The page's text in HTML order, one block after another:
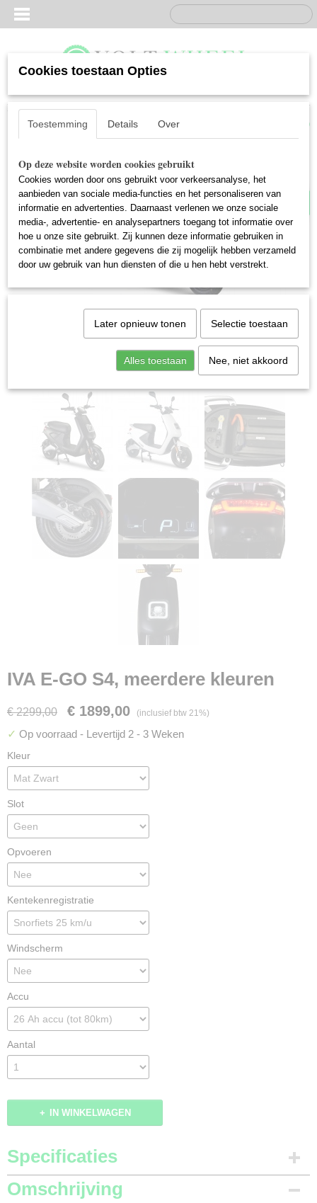
Inloggen Registreren
UW WINKELWAGEN
(0)
Best getest ANWB
IVA E-GO S4, meerdere kleuren
€ 2299,00 € 1899,00 (inclusief btw 21%)
✓ Op voorraad - Levertijd 2 - 3 Weken
Kleur
Slot
Opvoeren
Kentekenregistratie
Windscherm
Accu
Aantal
IN WINKELWAGEN
Specificaties
Merk
IVA
Omschrijving
Cookies toestaan Opties
Toestemming Details Over
Op deze website worden cookies gebruikt
Cookies worden door ons gebruikt voor verkeersanalyse, het
aanbieden van sociale media-functies en het personaliseren van
informatie en advertenties. Daarnaast verlenen we onze sociale
media-, advertentie- en analysepartners toegang tot informatie over
hoe u onze site gebruikt. Zij kunnen deze informatie gebruiken in
combinatie met andere gegevens die zij mogelijk hebben verzameld
door uw gebruik van hun diensten of die u hen hebt verstrekt.
Later opnieuw tonen Selectie toestaan
Alles toestaan Nee, niet akkoord